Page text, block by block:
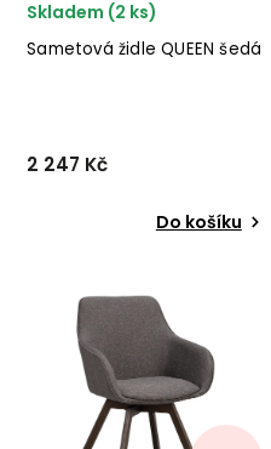
Sametová židle QUEEN šedá
Skladem (2 ks)
2 247 Kč
Do košíku
stylového nábytku BIZZOTTO
v kombinaci kovových
nohou a šedého sametu.
✅ krásný nábytek ✅ kvalitní
materiály ✅ nejn...